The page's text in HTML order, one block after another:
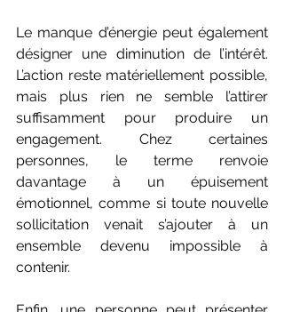
Le manque d’énergie peut également
désigner une diminution de l’intérêt.
L’action reste matériellement possible,
mais plus rien ne semble l’attirer
suffisamment pour produire un
engagement. Chez certaines
personnes, le terme renvoie
davantage à un épuisement
émotionnel, comme si toute nouvelle
sollicitation venait s’ajouter à un
ensemble devenu impossible à
contenir.